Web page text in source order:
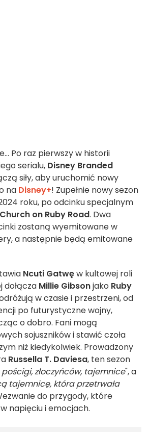
Po raz pierwszy w historii
serialu, Disney Branded
siły, aby uruchomić nowy
na Disney+! Zupełnie nowy sezon
roku, po odcinku specjalnym
on Ruby Road. Dwa
zostaną wyemitowane w
a następnie będą emitowane
Ncuti Gatwęw kultowej roli
dołącza Millie Gibsonjako Ruby
w czasie i przestrzeni, od
po futurystyczne wojny,
o dobro. Fani mogą
sojuszników i stawić czoła
niż kiedykolwiek. Prowadzony
Russella T. Daviesa, ten sezon
złoczyńców, tajemnice", a
tajemnicę, która przetrwała
do przygody, które
napięciu i emocjach.